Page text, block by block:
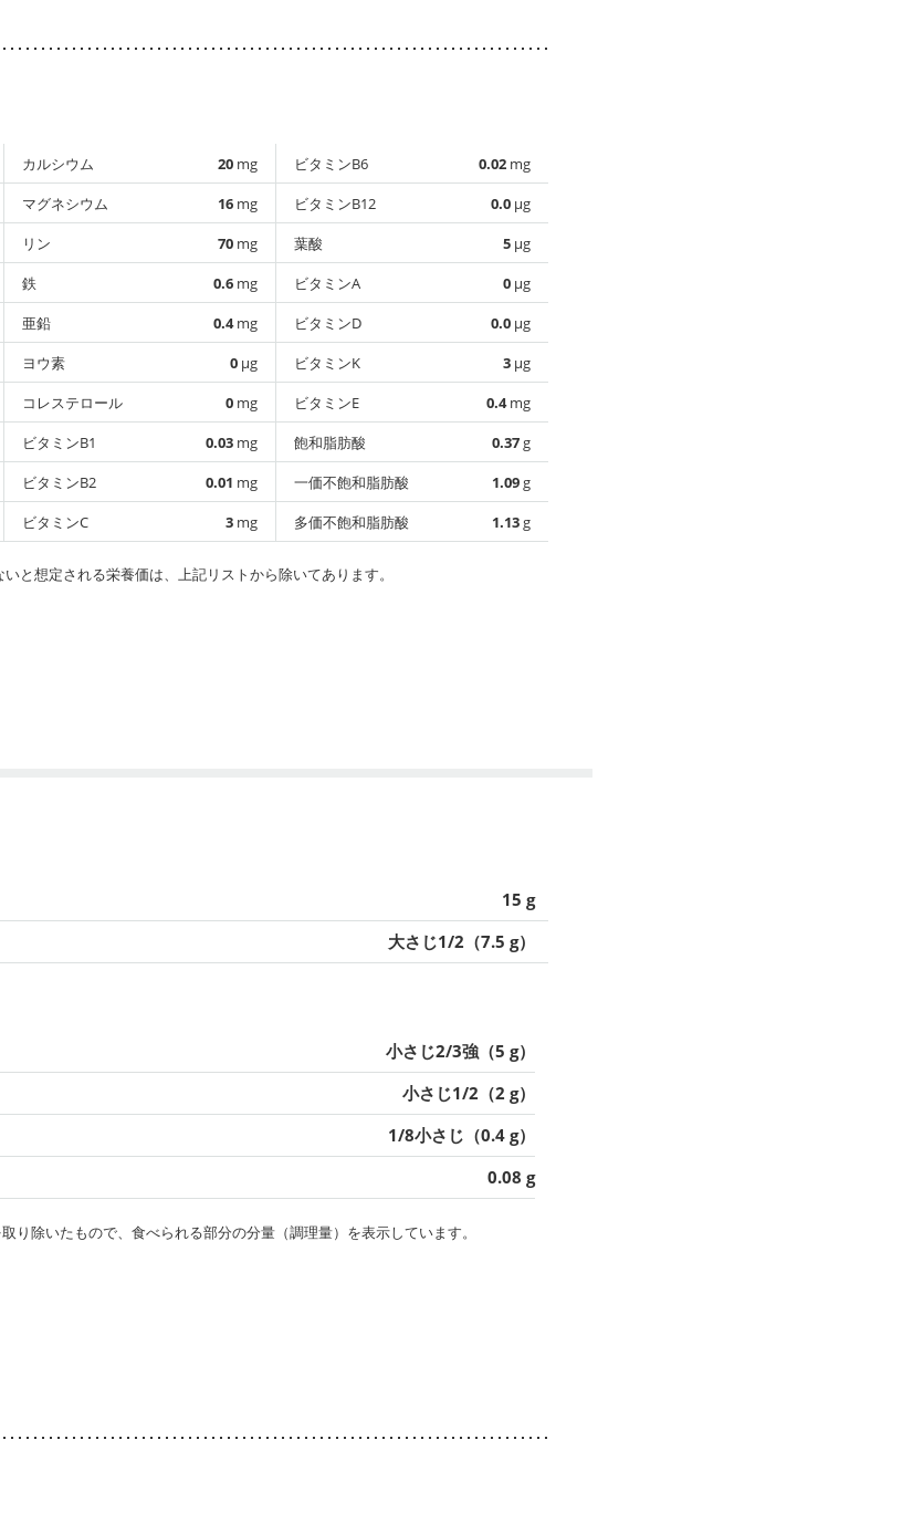
カルシウム 20 mg
マグネシウム
16 mg
リン
70 mg
鉄
0.6 mg
亜鉛
0.4mg
ヨウ素
0 µg
コレステロール
0 mg
ビタミンB1
0.03 mg
ビタミンB2
0.01 mg
ビタミンC
3 mg
ビタミンB6 0.02 mg
ビタミンB12
0.0 µg
葉酸
5 µg
ビタミンA
0 µg
ビタミンD
0.0 µg
ビタミンK
3 µg
ビタミンE
0.4mg
飽和脂肪酸
0.37g
一価不飽和脂肪酸
1.09g
多価不飽和脂肪酸
1.13g
と想定される栄養価は、上記リストから除いてあります。
15 g
大さじ1/2（7.5 g）
小さじ2/3強（5 g）
小さじ1/2（2 g）
1/8小さじ（0.4 g）
0.08 g
り除いたもので、食べられる部分の分量（調理量）を表示しています。